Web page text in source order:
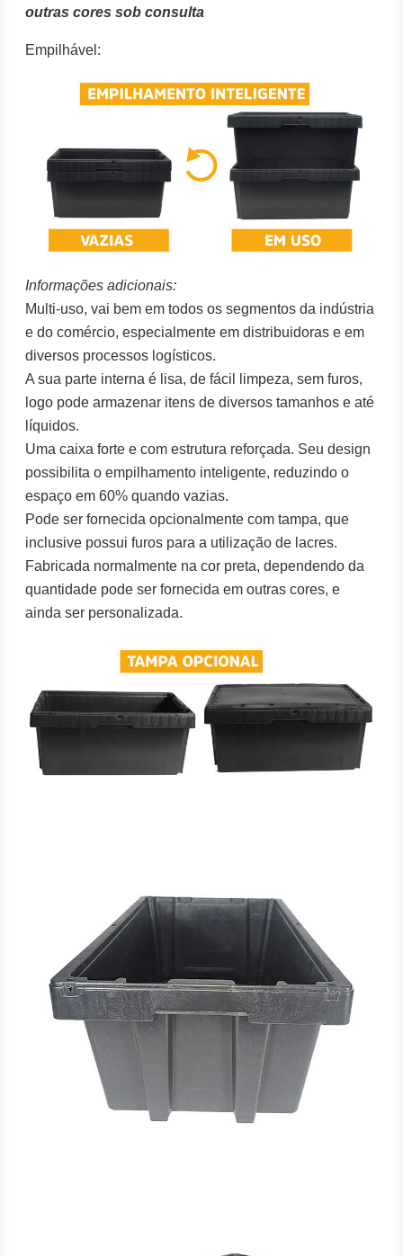
outras cores sob consulta
Empilhável:
Informações adicionais:
Multi-uso, vai bem em todos os segmentos da indústria
e do comércio, especialmente em distribuidoras e em
diversos processos logísticos.
A sua parte interna é lisa, de fácil limpeza, sem furos,
logo pode armazenar itens de diversos tamanhos e até
líquidos.
Uma caixa forte e com estrutura reforçada. Seu design
possibilita o empilhamento inteligente, reduzindo o
espaço em 60% quando vazias.
Pode ser fornecida opcionalmente com tampa, que
inclusive possui furos para a utilização de lacres.
Fabricada normalmente na cor preta, dependendo da
quantidade pode ser fornecida em outras cores, e
ainda ser personalizada.